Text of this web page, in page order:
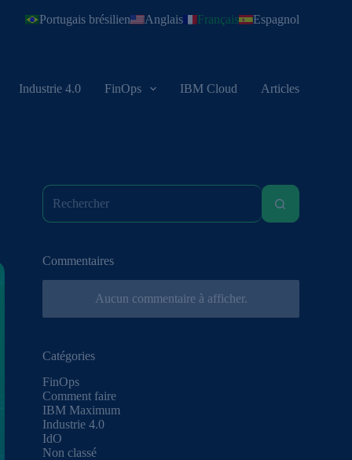
Portugais brésilien Anglais Français Espagnol
Industrie 4.0 FinOps IBM Cloud Articles
Commentaires
Aucun commentaire à afficher.
Catégories
FinOps
Comment faire
IBM Maximum
Industrie 4.0
IdO
Non classé